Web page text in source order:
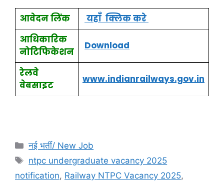
आवेदन लिंक
यहाँ क्लिक करे
आधिकारिक
नोटिफिकेशन
Download
रेलवे
वेबसाइट
www.indianrailways.gov.in
नई भर्ती/ New Job
ntpc undergraduate vacancy 2025
notification, Railway NTPC Vacancy 2025,